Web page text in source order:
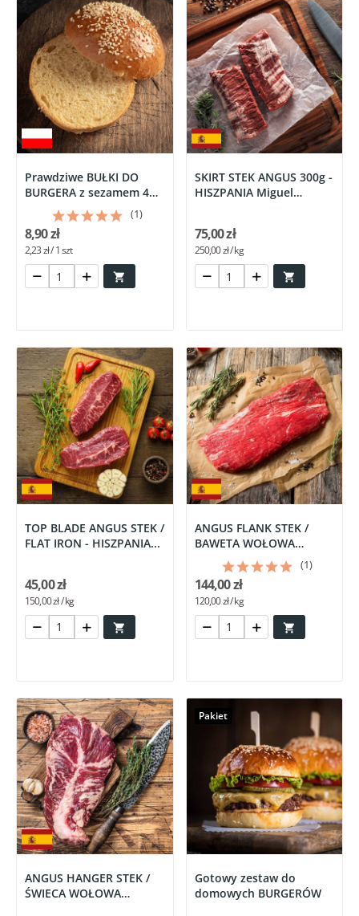
Prawdziwe BUŁKI DO
BURGERA z sezamem 4
(1)

8,90 zł
2,23 zł / 1 szt
SKIRT STEK ANGUS 300g -
HISZPANIA Miguel

75,00 zł
250,00 zł / kg
TOP BLADE ANGUS STEK /
FLAT IRON - HISZPANIA...

45,00 zł
150,00 zł / kg
ANGUS FLANK STEK /
BAWETA WOŁOWA
HISZPANIA -...
(1)

144,00 zł
120,00 zł / kg
ANGUS HANGER STEK /
ŚWIECA WOŁOWA
Pakiet
Gotowy zestaw do
domowych BURGERÓW